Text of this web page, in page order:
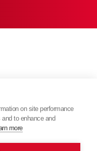
on site performance
to enhance and
more